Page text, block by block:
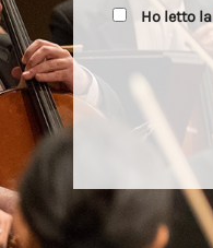
Ho letto la